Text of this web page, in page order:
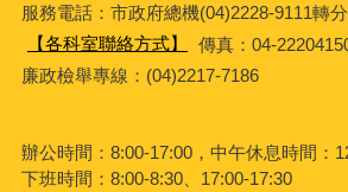
服務電話：市政府總機(04)2228-9111轉
【各科室聯絡方式】
傳真：04-
廉政檢舉專線：(04)2217-7186
辦公時間：8:00-17:00，中午休息時間：
下班時間：8:00-8:30、17:00-17:30